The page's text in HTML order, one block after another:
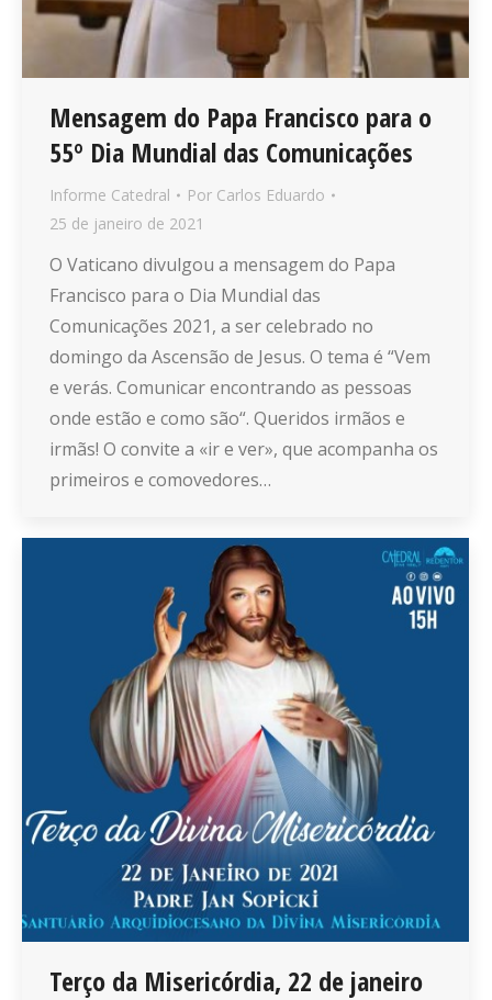
Mensagem do Papa Francisco para o
55º Dia Mundial das Comunicações
Informe Catedral Por Carlos Eduardo
25 de janeiro de 2021
O Vaticano divulgou a mensagem do Papa
Francisco para o Dia Mundial das
Comunicações 2021, a ser celebrado no
domingo da Ascensão de Jesus. O tema é “Vem
e verás. Comunicar encontrando as pessoas
onde estão e como são“. Queridos irmãos e
irmãs! O convite a «ir e ver», que acompanha os
primeiros e comovedores…
Terço da Misericórdia, 22 de janeiro